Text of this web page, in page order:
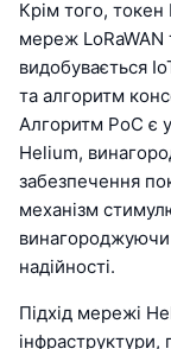
Крім того, токен
мереж LoRaWAN
видобувається
та алгоритм
Алгоритм PoC є
Helium,
забезпечення
механізм
винагороджуючи
надійності.
Підхід мережі
інфраструктури,